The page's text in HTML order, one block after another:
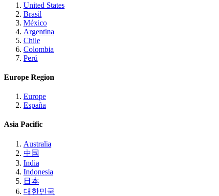
United States
Brasil
México
Argentina
Chile
Colombia
Perú
Europe Region
Europe
España
Asia Pacific
Australia
中国
India
Indonesia
日本
대한민국